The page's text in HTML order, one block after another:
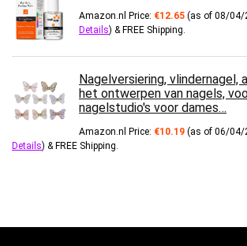
Amazon.nl Price: €12.65 (as of 08/04/
Details) & FREE Shipping.
Nagelversiering, vlindernagel,
het ontwerpen van nagels,
nagelstudio's voor dames…
Amazon.nl Price: €10.19 (as of 06/04/
Details) & FREE Shipping.